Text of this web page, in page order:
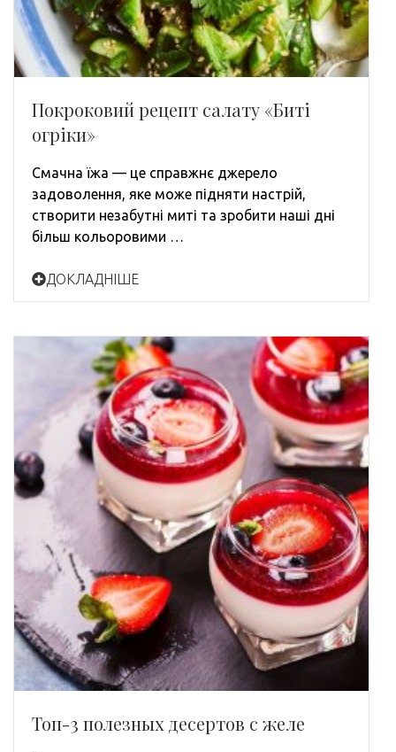
Покроковий рецепт салату «Биті
огріки»
Смачна їжа — це справжнє джерело
задоволення, яке може підняти настрій,
створити незабутні миті та зробити наші дні
більш кольоровими …
ДОКЛАДНІШЕ
Топ-3 полезных десертов с желе